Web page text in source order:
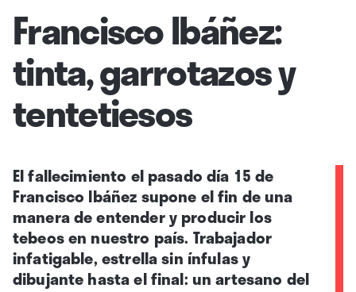
Francisco Ibáñez:
tinta, garrotazos y
tentetiesos
El fallecimiento el pasado día 15 de
Francisco Ibáñez supone el fin de una
manera de entender y producir los
tebeos en nuestro país. Trabajador
infatigable, estrella sin ínfulas y
dibujante hasta el final: un artesano del